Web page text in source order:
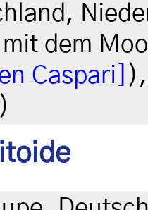
mit dem
Caspari]